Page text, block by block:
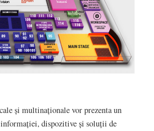
și multinaționale vor prezenta un
dispozitive și soluții de